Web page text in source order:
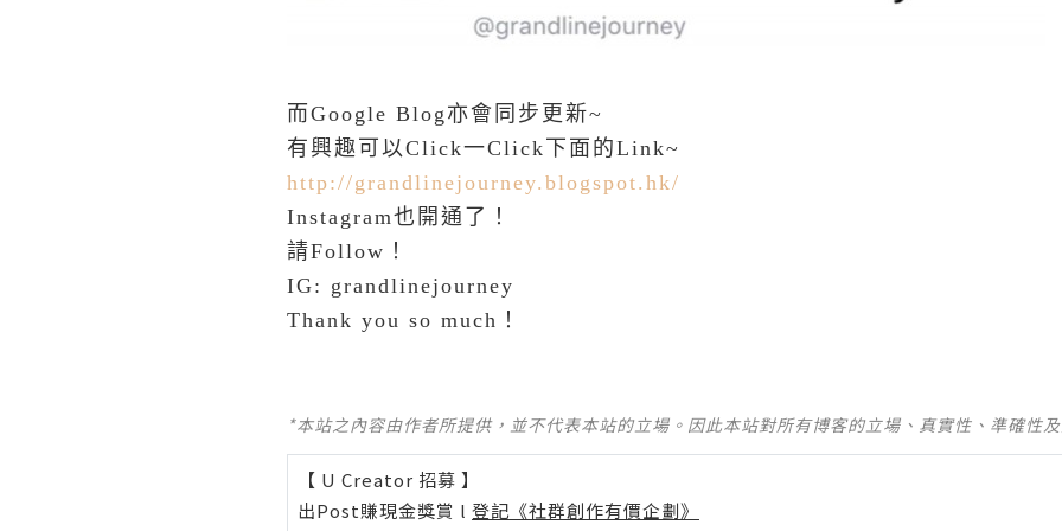
而Google Blog亦會同步更新~
有興趣可以Click一Click下面的Link~
http://grandlinejourney.blogspot.hk/
Instagram也開通了！
請Follow！
IG: grandlinejourney
Thank you so much！
*本站之內容由作者所提供，並不代表本站的立場。因此本站對所有博客的立場、真實性、準確性
【 U Creator 招募 】
出Post賺現金獎賞 l 登記《社群創作有價企劃》